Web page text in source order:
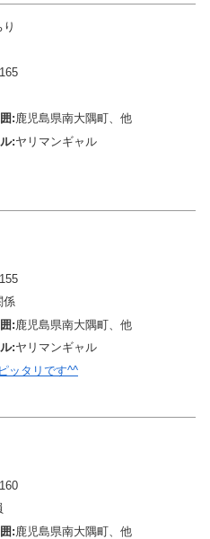
:鹿児島県南大隅町、他
:ヤリマンギャル
係
: 鹿児島県南大隅町、他
:ヤリマンギャル
ッタリです^^
: 鹿児島県南大隅町、他